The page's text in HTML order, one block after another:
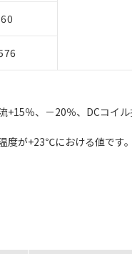
％、－20％、DCコイ
度が+23℃における値です。